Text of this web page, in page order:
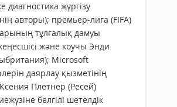
диагностика жүргізу
авторы); премьер-лига (FIFA)
тұлғалық дамуы
және коучы Энди
Microsoft
даярлау қызметінің
Плетнер (Ресей)
белгілі шетелдік